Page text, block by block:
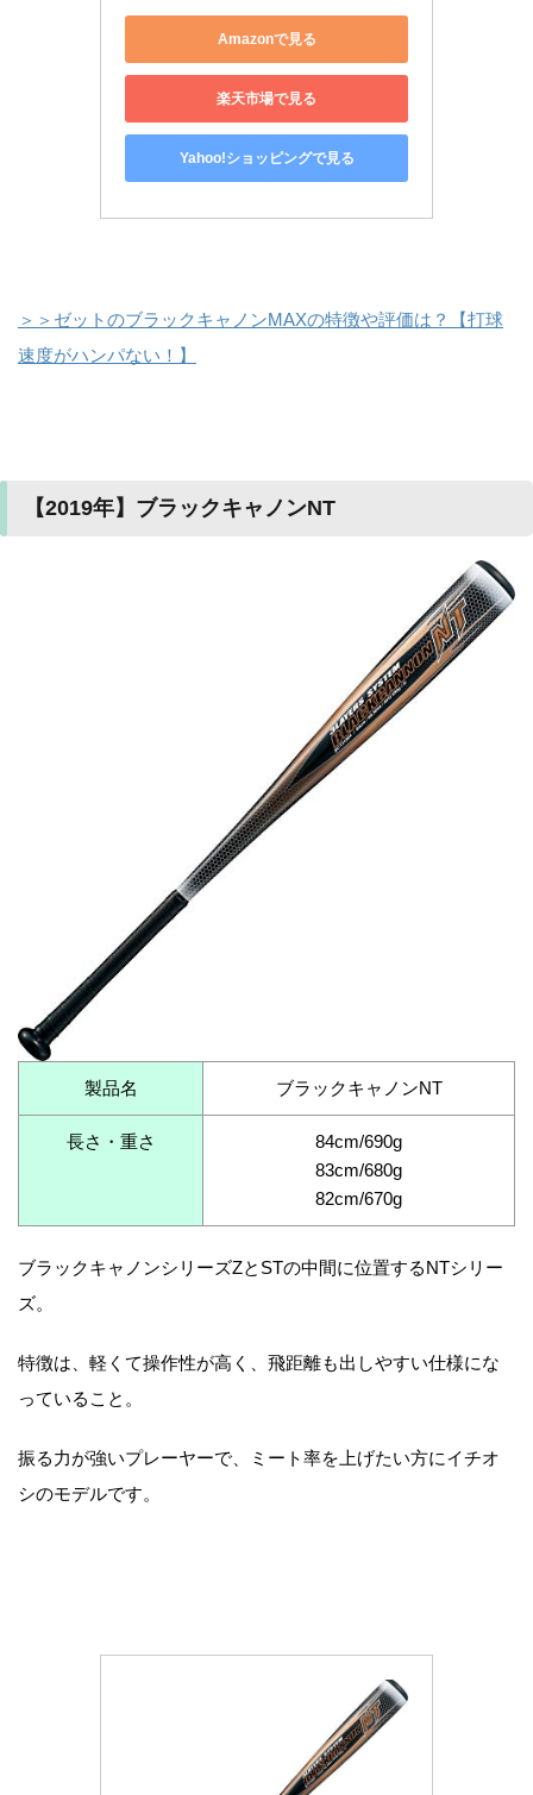
Amazonで見る
楽天市場で見る
Yahoo!ショッピングで見る
＞＞ゼットのブラックキャノンMAXの特徴や評価は？【打球
速度がハンパない！】
【2019年】ブラックキャノンNT
製品名 ブラックキャノンNT
長さ・重さ
84cm/690g
83cm/680g
82cm/670g
ブラックキャノンシリーズZとSTの中間に位置するNTシリー
ズ。
特徴は、軽くて操作性が高く、飛距離も出しやすい仕様にな
っていること。
振る力が強いプレーヤーで、ミート率を上げたい方にイチオ
シのモデルです。